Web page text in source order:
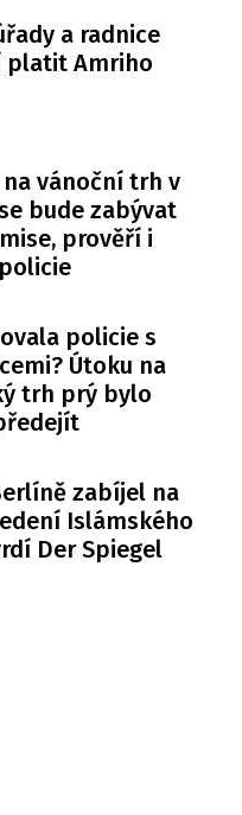
a radnice
platit Amriho
vánoční trh v
bude zabývat
prověří i
policie s
Útoku na
trh prý bylo
zabíjel na
Islámského
Der Spiegel